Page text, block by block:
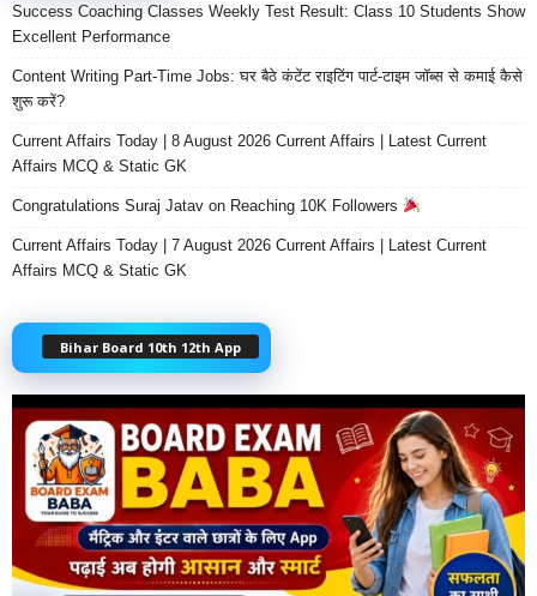
Success Coaching Classes Weekly Test Result: Class 10 Students Show
Excellent Performance
Content Writing Part-Time Jobs: घर बैठे कंटेंट राइटिंग पार्ट-टाइम जॉब्स से कमाई कैसे
शुरू करें?
Current Affairs Today | 8 August 2026 Current Affairs | Latest Current
Affairs MCQ & Static GK
Congratulations Suraj Jatav on Reaching 10K Followers
Current Affairs Today | 7 August 2026 Current Affairs | Latest Current
Affairs MCQ & Static GK
Bihar Board 10th 12th App